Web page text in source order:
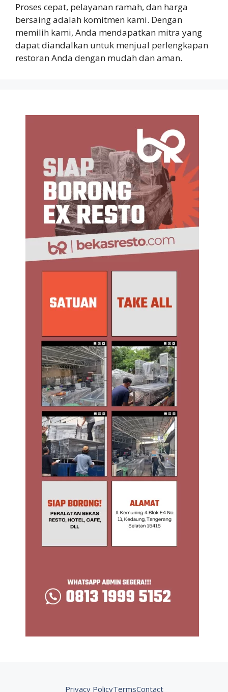
Proses cepat, pelayanan ramah, dan harga
bersaing adalah komitmen kami. Dengan
memilih kami, Anda mendapatkan mitra yang
dapat diandalkan untuk menjual perlengkapan
restoran Anda dengan mudah dan aman.
Privacy PolicyTermsContact